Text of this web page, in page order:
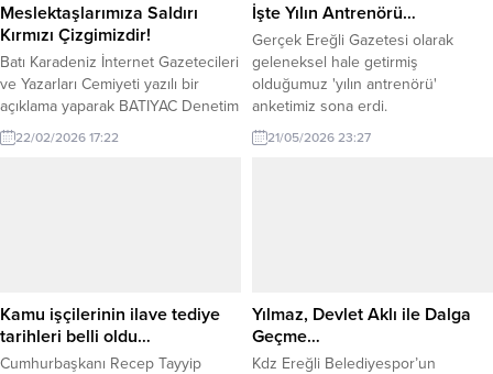
Meslektaşlarımıza Saldırı
Kırmızı Çizgimizdir!
Batı Karadeniz İnternet Gazetecileri
ve Yazarları Cemiyeti yazılı bir
açıklama yaparak BATIYAC Denetim
Kurulu Başkanı Kaan Kocaman’a
yapılan saldırıyı kınadı. BATİYAC
gelmiştir. Dün Kdz.Ereğli Şehit Vefa
Karakurdu...
22/02/2026 17:22
İşte Yılın Antrenörü…
Gerçek Ereğli Gazetesi olarak
geleneksel hale getirmiş
olduğumuz 'yılın antrenörü'
anketimiz sona erdi.
21/05/2026 23:27
Kamu işçilerinin ilave tediye
tarihleri belli oldu…
Cumhurbaşkanı Recep Tayyip
Yılmaz, Devlet Aklı ile Dalga
Geçme…
Kdz Ereğli Belediyespor’un